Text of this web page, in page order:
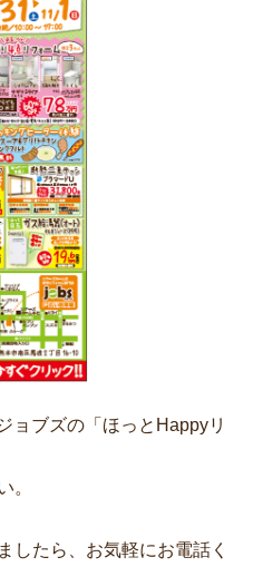
ョブズの「ほっとHappyリ
。
したら、お気軽にお電話く